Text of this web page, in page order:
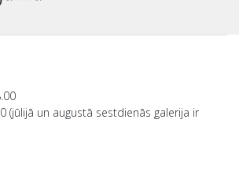
(jūlijā un augustā sestdienās galerija ir